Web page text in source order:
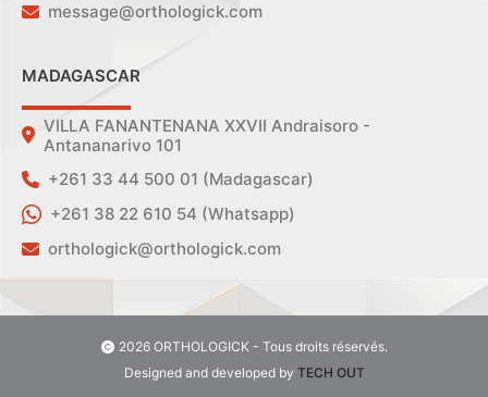
message@orthologick.com
MADAGASCAR
VILLA FANANTENANA XXVII Andraisoro -
Antananarivo 101
+261 33 44 500 01 (Madagascar)
+261 38 22 610 54 (Whatsapp)
orthologick@orthologick.com
2026 ORTHOLOGICK - Tous droits réservés.
Designed and developed by TECH OUT